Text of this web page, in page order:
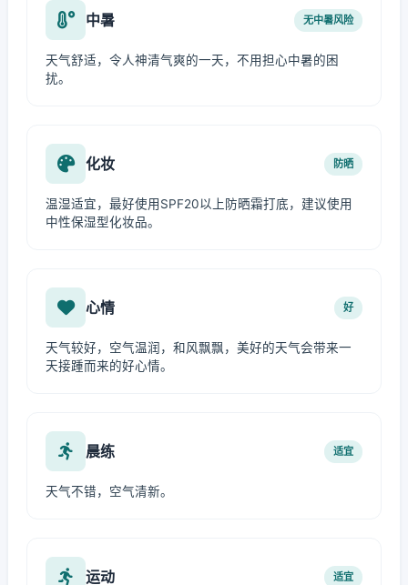
中暑 无中暑风险
天气舒适，令人神清气爽的一天，不用担心中暑的困
扰。
化妆 防晒
温湿适宜，最好使用SPF20以上防晒霜打底，建议使用
中性保湿型化妆品。
心情 好
天气较好，空气温润，和风飘飘，美好的天气会带来一
天接踵而来的好心情。
晨练 适宜
天气不错，空气清新。
运动 适宜